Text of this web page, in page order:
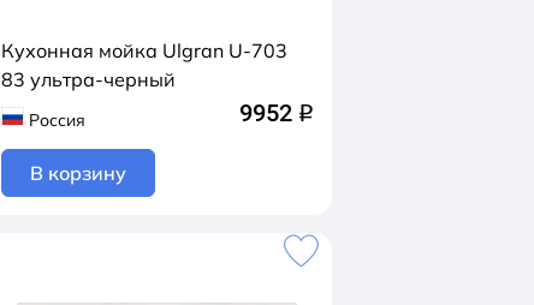
Кухонная мойка Ulgran U-703
83 ультра-черный
Россия 9952 q
В корзину